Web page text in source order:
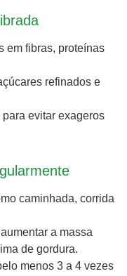
em fibras, proteínas
refinados e
evitar exageros
caminhada, corrida
a massa
de gordura.
menos 3 a 4 vezes